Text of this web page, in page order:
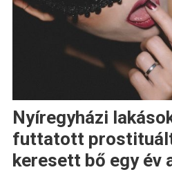
Nyíregyházi
futtatott
keresett bő egy év